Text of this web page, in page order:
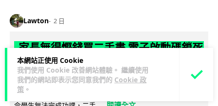
本網站正使用 Cookie
我們使用 Cookie 改善網站體驗。 繼續使用
我們的網站即表示您同意我們的 Cookie 政
策 。
Lawton 2 日
家長無得慳錢買二手書 電子啟動碼鎖死
二手教科書 學生無法做功課
社福界立法會議員陳文宜指，一間中學書單價錢按年加 14.7%
遠超通漲，令家長難以負擔。而且電子教材啟動碼這項設計，